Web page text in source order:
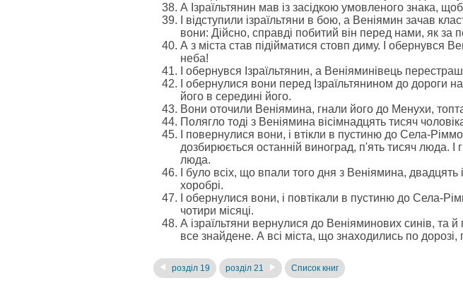
А Ізраїльтянин мав із засідкою умовленого знака,
І відступили ізраїльтяни в бою, а Веніямин зачав
вони: Дійсно, справді побитий він перед нами, як за
А з міста став підійматися стовп диму. І обернувся
неба!
І обернувся Ізраїльтянин, а Веніяминівець
І обернулися вони перед Ізраїльтянином до дороги
його в середині його.
Вони оточили Веніямина, гнали його до Менухи,
Полягло тоді з Веніямина вісімнадцять тисяч
І повернулися вони, і втікли в пустиню до Села-
дозбирюється останній виноград, п'ять тисяч люда. І
люда.
І було всіх, що впали того дня з Веніямина,
хоробрі.
І обернулися вони, і повтікали в пустиню до Села-
чотири місяці.
А ізраїльтяни вернулися до Веніяминових синів, та й
все знайдене. А всі міста, що знаходились по дорозі,
розділ 19 розділ 21 Список книг